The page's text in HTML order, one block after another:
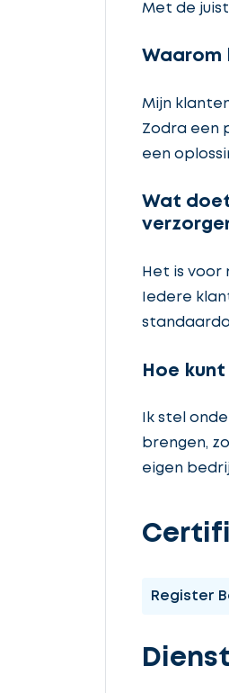
Met de
Waarom
Mijn
Zodra een
een
Wat
Het is voor
Iedere
Hoe
Ik stel
brengen,
eigen
Register